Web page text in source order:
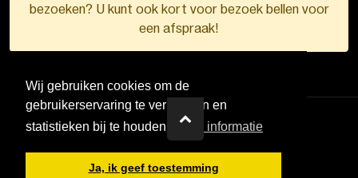
Wij gebruiken cookies om de
gebruikerservaring te verbeteren en
statistieken bij te houden.
Meer informatie
Ja, ik geef toestemming
bezoeken? U kunt ook kort voor bezoek bellen voor
een afspraak!
Ontwerp en realisatie door